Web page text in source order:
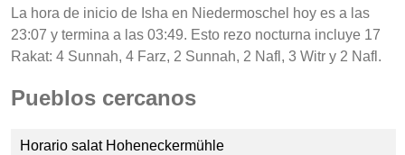
La hora de inicio de Isha en Niedermoschel hoy es a las
23:07 y termina a las 03:49. Esto rezo nocturna incluye 17
Rakat: 4 Sunnah, 4 Farz, 2 Sunnah, 2 Nafl, 3 Witr y 2 Nafl.
Pueblos cercanos
Horario salat Hoheneckermühle